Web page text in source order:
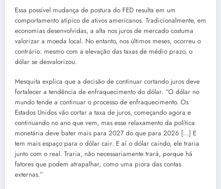
Essa possível mudança de postura do FED resulta em um
comportamento atípico de ativos americanos. Tradicionalmente, em
economias desenvolvidas, a alta nos juros de mercado costuma
valorizar a moeda local. No entanto, nos últimos meses, ocorreu o
contrário: mesmo com a elevação das taxas de médio prazo, o
dólar se desvalorizou.
Mesquita explica que a decisão de continuar cortando juros deve
fortalecer a tendência de enfraquecimento do dólar. “O dólar no
mundo tende a continuar o processo de enfraquecimento. Os
Estados Unidos vão cortar a taxa de juros, começando agora e
continuando no ano que vem, mas esse relaxamento da política
monetária deve bater mais para 2027 do que para 2026 […] E
tem mais espaço para o dólar cair. E aí o dólar caindo, ele traria
junto com o real. Traria, não necessariamente trará, porque há
fatores que podem atrapalhar, como uma piora das contas
externas.”